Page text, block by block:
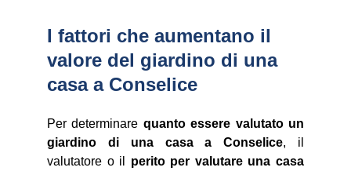
I fattori che aumentano il
valore del giardino di una
casa a Conselice
Per determinare quanto essere valutato un
giardino di una casa a Conselice, il
valutatore o il perito per valutare una casa